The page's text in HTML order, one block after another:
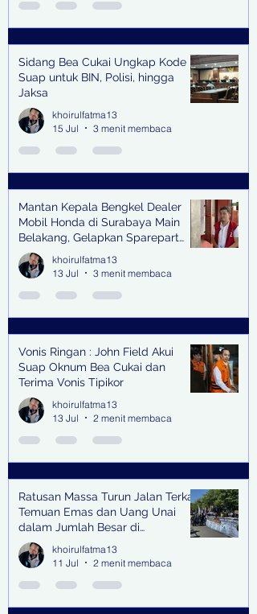
Sidang Bea Cukai Ungkap Kode
Suap untuk BIN, Polisi, hingga
Jaksa
khoirulfatma13
15 Jul
3 menit membaca
Mantan Kepala Bengkel Dealer
Mobil Honda di Surabaya Main
Belakang, Gelapkan Sparepart
Senilai Rp 1,9 Miliar
khoirulfatma13
13 Jul
3 menit membaca
Vonis Ringan : John Field Akui
Suap Oknum Bea Cukai dan
Terima Vonis Tipikor
khoirulfatma13
13 Jul
2 menit membaca
Ratusan Massa Turun Jalan Terkait
Temuan Emas dan Uang Unai
dalam Jumlah Besar di
Lingkungan Jampidsus Kejaksaan
Agung RI di Jakarta
khoirulfatma13
11 Jul
2 menit membaca